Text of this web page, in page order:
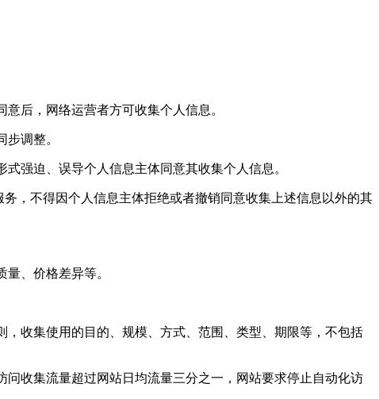
后，网络运营者方可收集个人信息。
调整。
强迫、误导个人信息主体同意其收集个人信息。
，不得因个人信息主体拒绝或者撤销同意收集上述信息以外的其
、价格差异等。
收集使用的目的、规模、方式、范围、类型、期限等，不包括
收集流量超过网站日均流量三分之一，网站要求停止自动化访